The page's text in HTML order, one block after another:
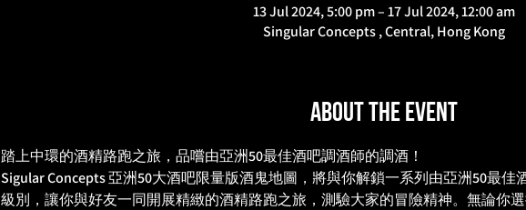
13 Jul 2024, 5:00 pm – 17 Jul 2024, 12:00 am
Singular Concepts , Central, Hong Kong
About the event
踏上中環的酒精路跑之旅，品嚐由亞洲50最佳酒吧調酒師的調酒！
Sigular Concepts 亞洲50大酒吧限量版酒鬼地圖，將與你解鎖一系列由亞洲50最
級別，讓你與好友一同開展精緻的酒精路跑之旅，測驗大家的冒險精神。無論你